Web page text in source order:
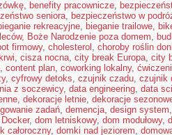
, benefity pracownicze,
seniora, bezpieczeństwo w
rekreacyjne, bieganie trailowe,
, Boże Narodzenie poza domem,
firmowy, cholesterol , choroby roślin
, cisza nocna, city break Europa, city
, content plan, coworking lokalny,
, cyfrowy detoks, czujnik czadu, czujnik
z soczewicy, data engineering, data
, dekoracje letnie, dekoracje
zadań, demencja, design system
Docker, dom letniskowy, dom modułowy,
całoroczny, domki nad jeziorem,